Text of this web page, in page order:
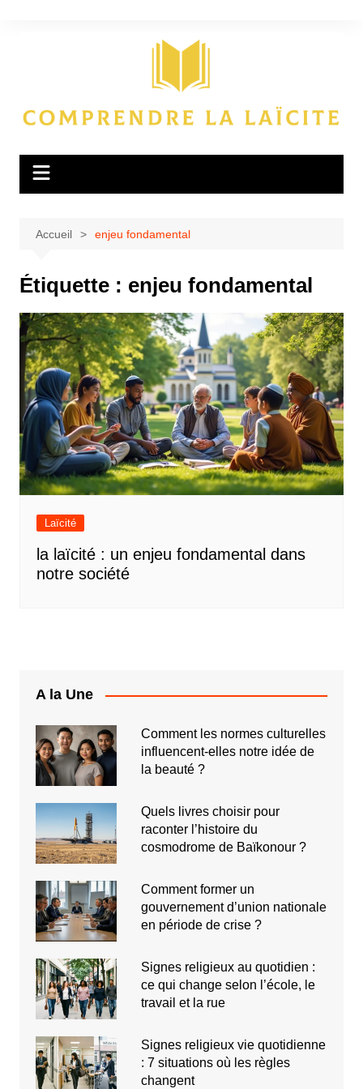
Accueil enjeu fondamental
Étiquette : enjeu fondamental
Laïcité
la laïcité : un enjeu fondamental dans
notre société
A la Une
Comment les normes culturelles
influencent-elles notre idée de
la beauté ?
Quels livres choisir pour
raconter l’histoire du
cosmodrome de Baïkonour ?
Comment former un
gouvernement d’union nationale
en période de crise ?
Signes religieux au quotidien :
ce qui change selon l’école, le
travail et la rue
Signes religieux vie quotidienne
: 7 situations où les règles
changent